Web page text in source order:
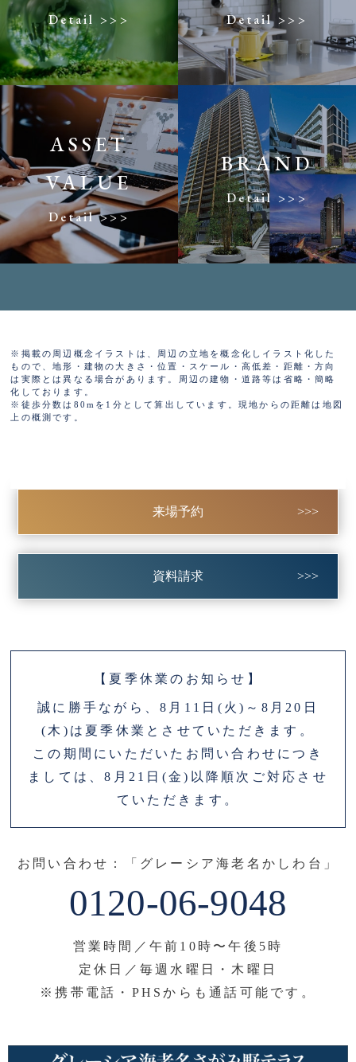
Detail >>> Detail >>>
ASSET
VALUE
Detail >>>
BRAND
Detail >>>
※掲載の周辺概念イラストは、周辺の立地を概念化しイラスト化した
もので、地形・建物の大きさ・位置・スケール・高低差・距離・方向
は実際とは異なる場合があります。周辺の建物・道路等は省略・簡略
化しております。
※徒歩分数は80mを1分として算出しています。現地からの距離は地図
上の概測です。
来場予約
資料請求
【夏季休業のお知らせ】
誠に勝手ながら、8月11日(火)～8月20日
(木)は夏季休業とさせていただきます。
この期間にいただいたお問い合わせにつき
ましては、8月21日(金)以降順次ご対応させ
ていただきます。
お問い合わせ：「グレーシア海老名かしわ台」
0120-06-9048
営業時間／午前10時〜午後5時
定休日／毎週水曜日・木曜日
※携帯電話・PHSからも通話可能です。